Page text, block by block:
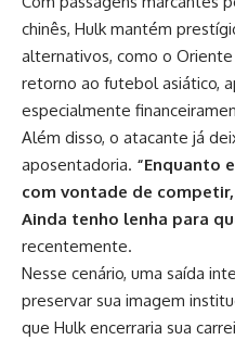
chinês, Hulk mantém
alternativos, como o
retorno ao futebol asiático,
especialmente
Além disso, o atacante já
aposentadoria. “Enquanto
com vontade de
Ainda tenho lenha para
recentemente.
Nesse cenário, uma saída
preservar sua imagem
que Hulk encerraria sua